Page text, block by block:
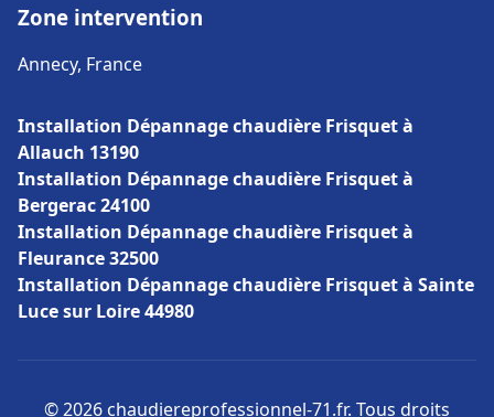
Zone intervention
Annecy, France
Installation Dépannage chaudière Frisquet à
Allauch 13190
Installation Dépannage chaudière Frisquet à
Bergerac 24100
Installation Dépannage chaudière Frisquet à
Fleurance 32500
Installation Dépannage chaudière Frisquet à Sainte
Luce sur Loire 44980
© 2026 chaudiereprofessionnel-71.fr. Tous droits